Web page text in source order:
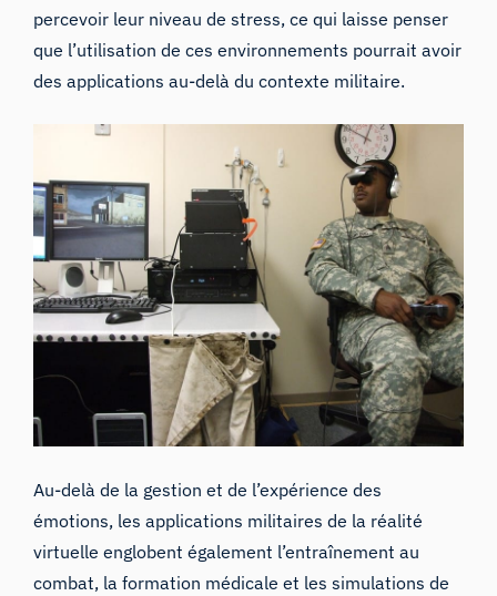
percevoir leur niveau de stress, ce qui laisse penser
que l’utilisation de ces environnements pourrait avoir
des applications au-delà du contexte militaire.
Au-delà de la gestion et de l’expérience des
émotions, les applications militaires de la réalité
virtuelle englobent également l’entraînement au
combat, la formation médicale et les simulations de